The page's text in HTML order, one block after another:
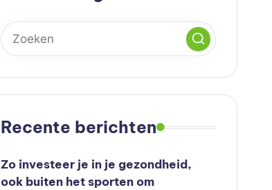
Recente berichten
Zo investeer je in je gezondheid,
ook buiten het sporten om